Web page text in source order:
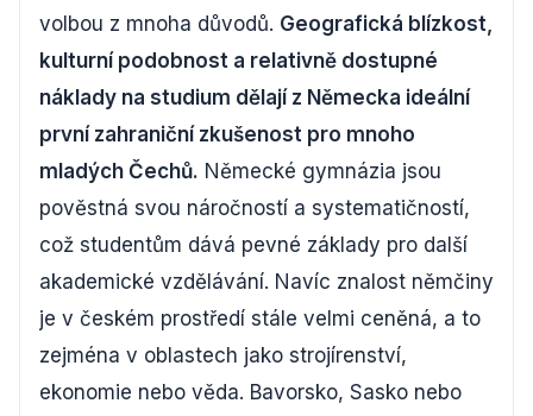
volbou z mnoha důvodů. Geografická blízkost,
kulturní podobnost a relativně dostupné
náklady na studium dělají z Německa ideální
první zahraniční zkušenost pro mnoho
mladých Čechů. Německé gymnázia jsou
pověstná svou náročností a systematičností,
což studentům dává pevné základy pro další
akademické vzdělávání. Navíc znalost němčiny
je v českém prostředí stále velmi ceněná, a to
zejména v oblastech jako strojírenství,
ekonomie nebo věda. Bavorsko, Sasko nebo